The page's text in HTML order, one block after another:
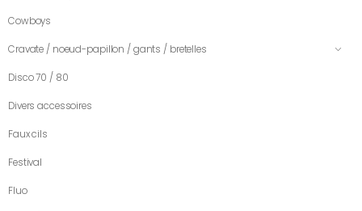
Cowboys
Cravate / noeud-papillon / gants / bretelles
Disco 70 / 80
Divers accessoires
Faux cils
Festival
Fluo